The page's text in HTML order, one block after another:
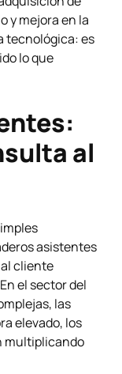
y mejora en la
tecnológica: es
lo que
al
asistentes
cliente
el sector del
las
elevado, los
multiplicando